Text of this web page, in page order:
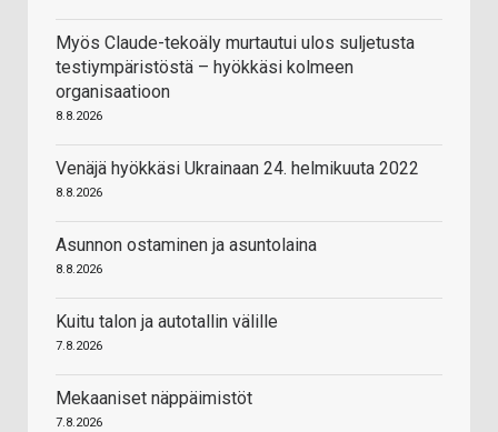
Myös Claude-tekoäly murtautui ulos suljetusta
testiympäristöstä – hyökkäsi kolmeen
organisaatioon
8.8.2026
Venäjä hyökkäsi Ukrainaan 24. helmikuuta 2022
8.8.2026
Asunnon ostaminen ja asuntolaina
8.8.2026
Kuitu talon ja autotallin välille
7.8.2026
Mekaaniset näppäimistöt
7.8.2026